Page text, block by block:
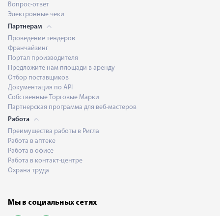
Вопрос-ответ
Электронные чеки
Партнерам
Проведение тендеров
Франчайзинг
Портал производителя
Предложите нам площади в аренду
Отбор поставщиков
Документация по API
Собственные Торговые Марки
Партнерская программа для веб-мастеров
Работа
Преимущества работы в Ригла
Работа в аптеке
Работа в офисе
Работа в контакт-центре
Охрана труда
Мы в социальных сетях